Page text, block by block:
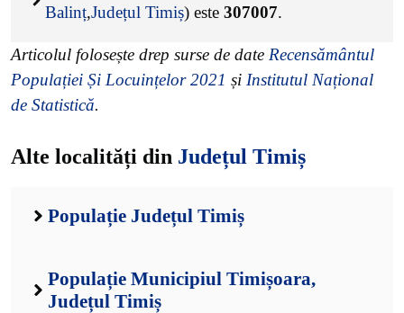
Balinț,Județul Timiș) este 307007.
Articolul folosește drep surse de date Recensământul
Populației Și Locuințelor 2021 și Institutul Național
de Statistică.
Alte localități din Județul Timiș
Populație Județul Timiș
Populație Municipiul Timișoara,
Județul Timiș